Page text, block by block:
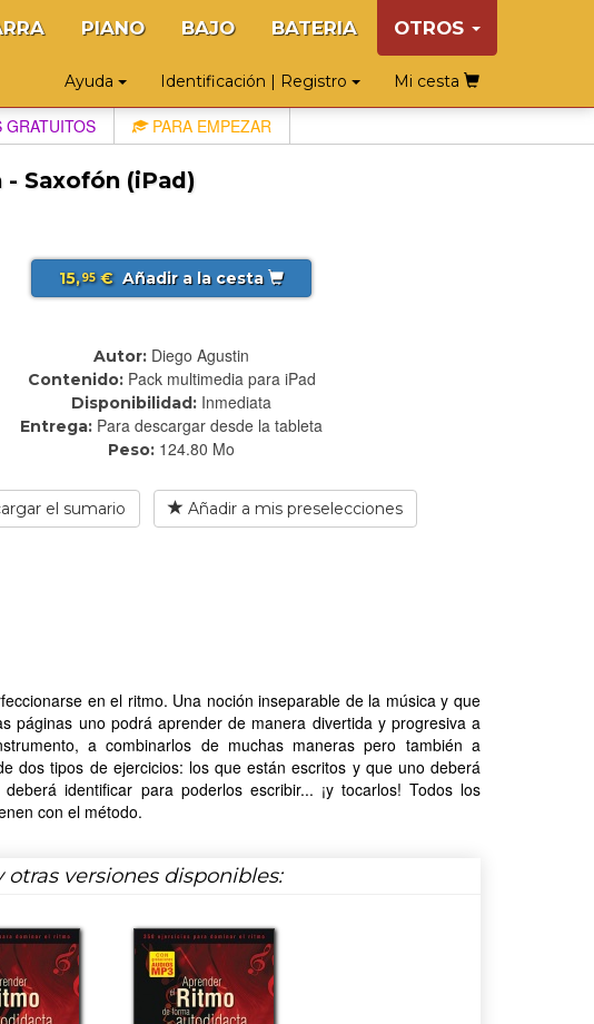
PIANO BAJO BATERIA OTROS
Ayuda Identificación | Registro Mi cesta
PARA EMPEZAR
Saxofón (iPad)
15,95€ Añadir a la cesta
Autor: Diego Agustin
Contenido: Pack multimedia para iPad
Disponibilidad: Inmediata
Entrega: Para descargar desde la tableta
Peso: 124.80 Mo
el sumario Añadir a mis preselecciones
en el ritmo. Una noción inseparable de la música y que
páginas uno podrá aprender de manera divertida y progresiva a
a combinarlos de muchas maneras pero también a
dos tipos de ejercicios: los que están escritos y que uno deberá
identificar para poderlos escribir... ¡y tocarlos! Todos los
con el método.
versiones disponibles: